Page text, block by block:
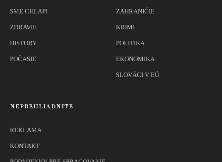
SME CHLAPI
ZDRAVIE
HISTORY
POČASIE
ZAHRANIČIE
KRIMI
POLITIKA
EKONOMIKA
SLOVÁCI V EÚ
NEPREHLIADNITE
REKLAMA
KONTAKT